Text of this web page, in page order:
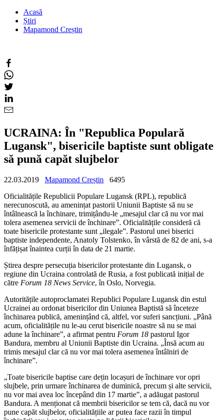
Acasă
Știri
Mapamond Creștin
UCRAINA: În "Republica Populară
Lugansk", bisericile baptiste sunt obligate
să pună capăt slujbelor
22.03.2019 Mapamond Creștin
6495
Oficialitățile Republicii Populare Lugansk (RPL), republică
nerecunoscută, au amenințat pastorii Uniunii Baptiste să nu se
întâlnească la închinare, trimițându-le „mesajul clar că nu vor mai
tolera asemenea servicii de închinare”. Oficialitățile consideră că
toate bisericile protestante sunt „ilegale”. Pastorul unei biserici
baptiste independente, Anatoly Tolstenko, în vârstă de 82 de ani, s-a
înfățișat înaintea curții în data de 21 martie.
Știrea despre persecuția bisericilor protestante din Lugansk, o
regiune din Ucraina controlată de Rusia, a fost publicată inițial de
către Forum 18 News Service, în Oslo, Norvegia.
Autoritățile autoproclamatei Republici Populare Lugansk din estul
Ucrainei au ordonat bisericilor din Uniunea Baptistă să înceteze
închinarea publică, amenințând că, altfel, vor suferi sancțiuni. „Până
acum, oficialitățile nu le-au cerut bisericile noastre să nu se mai
adune la închinare”, a afirmat pentru Forum 18 pastorul Igor
Bandura, membru al Uniunii Baptiste din Ucraina. „Însă acum au
trimis mesajul clar că nu vor mai tolera asemenea întâlniri de
închinare”.
„Toate bisericile baptise care dețin locașuri de închinare vor opri
slujbele, prin urmare închinarea de duminică, precum și alte servicii,
nu vor mai avea loc începând din 17 martie”, a adăugat pastorul
Bandura. A menționat că membrii bisericilor se tem că, dacă nu vor
pune capăt slujbelor, oficialitățiile ar putea face razii în timpul